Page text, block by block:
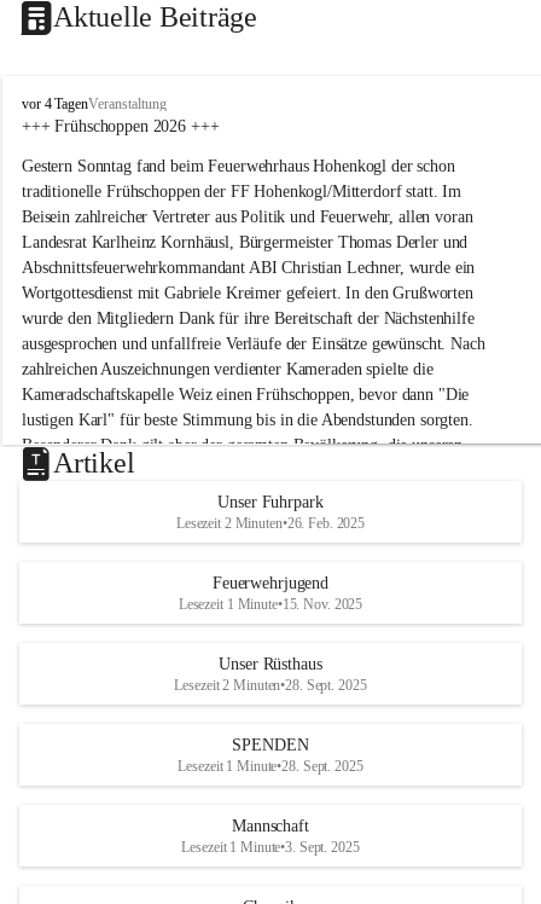
Aktuelle Beiträge
F
F
o
h
e
n
k
o
g
l
-
M
i
t
t
e
r
r
vor 4 TagenVeranstaltung
+++ Frühschoppen 2026 +++
Gestern Sonntag fand beim Feuerwehrhaus Hohenkogl der schon
traditionelle Frühschoppen der FF Hohenkogl/Mitterdorf statt. Im
Beisein zahlreicher Vertreter aus Politik und Feuerwehr, allen voran
Landesrat Karlheinz Kornhäusl, Bürgermeister Thomas Derler und
Abschnittsfeuerwehrkommandant ABI Christian Lechner, wurde ein
Wortgottesdienst mit Gabriele Kreimer gefeiert. In den Grußworten
wurde den Mitgliedern Dank für ihre Bereitschaft der Nächstenhilfe
ausgesprochen und unfallfreie Verläufe der Einsätze gewünscht. Nach
zahlreichen Auszeichnungen verdienter Kameraden spielte die
Kameradschaftskapelle Weiz einen Frühschoppen, bevor dann "Die
lustigen Karl" für beste Stimmung bis in die Abendstunden sorgten.
Besonderer Dank gilt aber der gesamten Bevölkerung, die unseren
Frühschoppen trotz hochsommerlichen Temperaturen besuchte. Der
Reinerlös des Festes kommt natürlich wieder der Verbesserung der
Ausrüstung und somit der Einsatzbereitschaft der FF
Hohenkogl/Mitterdorf zugute!
HERZLICHEN DANK FÜR IHREN BESUCH!
Artikel
Unser Fuhrpark
Lesezeit 2 Minuten•26. Feb. 2025
Feuerwehrjugend
Lesezeit 1 Minute•15. Nov. 2025
Unser Rüsthaus
Lesezeit 2 Minuten•28. Sept. 2025
SPENDEN
Lesezeit 1 Minute•28. Sept. 2025
Mannschaft
Lesezeit 1 Minute•3. Sept. 2025